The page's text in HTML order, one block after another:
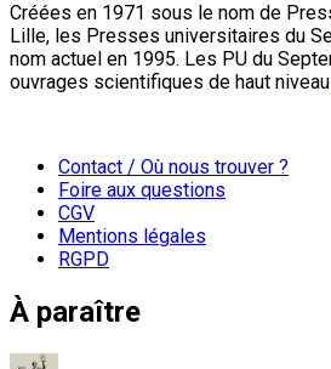
Créées en 1971 sous le nom de
Lille, les Presses universitaires du
nom actuel en 1995. Les PU du
ouvrages scientifiques de haut niveau
Contact / Où nous trouver ?
Foire aux questions
CGV
Mentions légales
RGPD
À paraître